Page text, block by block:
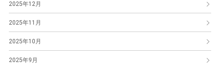
2025年12月
2025年11月
2025年10月
2025年9月